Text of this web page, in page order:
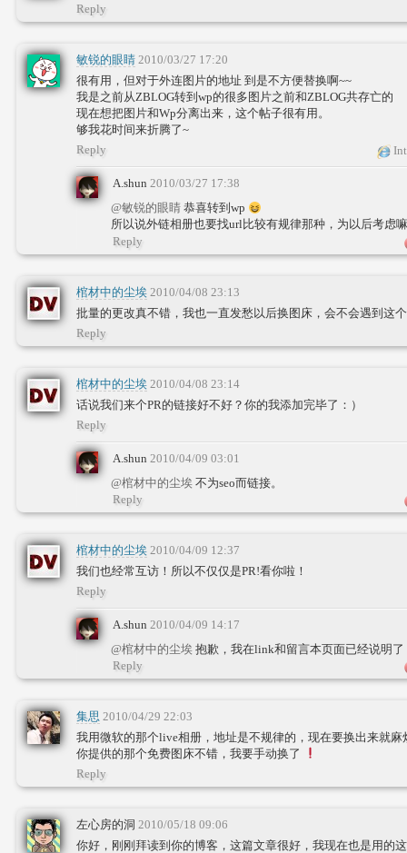
Reply
敏锐的眼睛 2010/03/27 17:20
很有用，但对于外连图片的地址 到是不方便替换啊~~
我是之前从ZBLOG转到wp的很多图片之前和ZBLOG共存亡的
现在想把图片和Wp分离出来，这个帖子很有用。
够我花时间来折腾了~
Reply
A.shun 2010/03/27 17:38
@敏锐的眼睛 恭喜转到wp
所以说外链相册也要找url比较有规律那种，为以后考虑嘛
Reply
棺材中的尘埃 2010/04/08 23:13
批量的更改真不错，我也一直发愁以后换图床，会不会遇到这
Reply
棺材中的尘埃 2010/04/08 23:14
话说我们来个PR的链接好不好？你的我添加完毕了：）
Reply
A.shun 2010/04/09 03:01
@棺材中的尘埃 不为seo而链接。
Reply
棺材中的尘埃 2010/04/09 12:37
我们也经常互访！所以不仅仅是PR!看你啦！
Reply
A.shun 2010/04/09 14:17
@棺材中的尘埃 抱歉，我在link和留言本页面已经说明
Reply
集思 2010/04/29 22:03
我用微软的那个live相册，地址是不规律的，现在要换出来就麻
你提供的那个免费图床不错，我要手动换了
Reply
左心房的洞 2010/05/18 09:06
你好，刚刚拜读到你的博客，这篇文章很好，我现在也是用的